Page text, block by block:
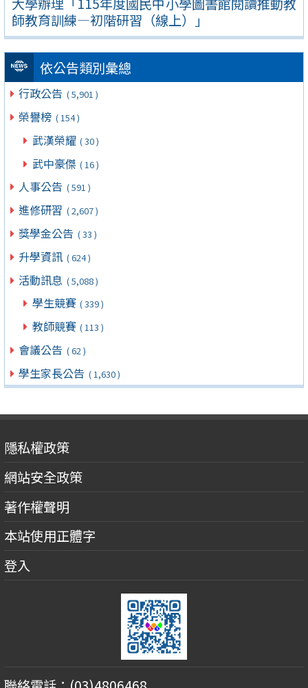
師教育訓練—初階研習（線上）」
依公告類別彙總
行政公告 ( 5,901 )
榮譽榜 ( 154 )
武漢榮耀 ( 30 )
武中豪傑 ( 16 )
人事公告 ( 591 )
進修研習 ( 2,607 )
獎學金公告 ( 33 )
升學資訊 ( 624 )
活動訊息 ( 5,088 )
學生競賽 ( 339 )
教師競賽 ( 113 )
會議公告 ( 62 )
學生家長公告 ( 1,630 )
隱私權政策
網站安全政策
著作權聲明
本站使用正體字
登入